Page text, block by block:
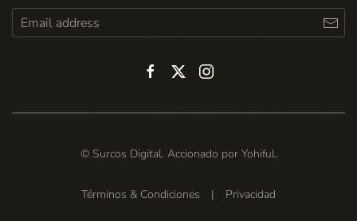
© Surcos Digital. Accionado por Yohiful.
Términos & Condiciones | Privacidad